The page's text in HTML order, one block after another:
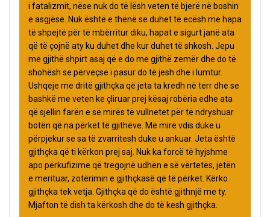
i fatalizmit, nëse nuk do të lësh veten të bjerë në boshin
e asgjësë. Nuk është e thënë se duhet të ecësh me hapa
të shpejtë për të mbërritur diku, hapat e sigurt janë ata
që të çojnë aty ku duhet dhe kur duhet të shkosh. Jepu
me gjithë shpirt asaj që e do me gjithë zemër dhe do të
shohësh se përveçse i pasur do të jesh dhe i lumtur.
Ushqeje me dritë gjithçka që jeta ta kredh në terr dhe se
bashkë me veten ke çliruar prej kësaj robëria edhe ata
që sjellin farën e së mirës të vullnetet për të ndryshuar
botën që na përket të gjithëve. Më mirë vdis duke u
përpjekur se sa të zvarritesh duke u ankuar. Jeta është
gjithçka që ti kërkon prej saj. Nuk ka forcë të hyjshme
apo përkufizime që tregojnë udhën e së vërtetës, jetën
e merituar, zotërimin e gjithçkasë që të përket. Kërko
gjithçka tek vetja. Gjithçka që do është gjithnjë me ty.
Mjafton të dish ta kërkosh dhe do të kesh gjithçka.